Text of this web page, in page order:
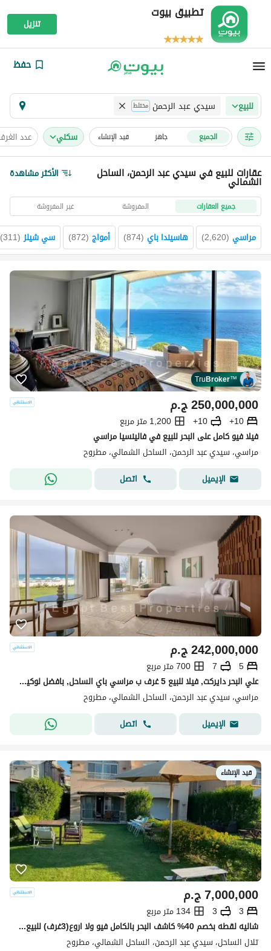
تطبيق بيوت
تنزيل
حفظ
للبيع سيدي عبد الرحمن مختلط
الجميع جاهز قيد الإنشاء سكني عدد
عقارات للبيع في سيدي عبد الرحمن، الساحل
الشمالي الأكثر مشاهدة
جميع العقارات المفروشة غير المفروشة
مراسي (
2,620
) هاسيندا باي (
874
) أمواج (
872
) سي شيلز (
311
)
TruBroker™
ج.م250,000,000
10+
10+
1,200 متر مربع
فيلا فيو كامل على البحر للبيع في فالينسيا مراسي
مراسي، سيدي عبد الرحمن، الساحل الشمالي، مطروح
الإيميل
اتصل
ج.م242,000,000
5
7
700 متر مربع
علي البحر دايركت, فيلا للبيع 5 غرف ب مراسي باي الساحل, بافضل لوكيشن وسعر مع اعمار
مراسي، سيدي عبد الرحمن، الساحل الشمالي، مطروح
الإيميل
اتصل
قيد الإنشاء
ج.م7,000,000
3
3
134 متر مربع
شاليه لقطه بخصم 40% كاشف البحر بالكامل فيو ولا اروع(3غرف) للبيع في تلال الساحل الشمالي Telal north coast بجوار لافيستا كاسكادا ومراسي وامواج وهاسيندا
تلال الساحل، سيدي عبد الرحمن، الساحل الشمالي، مطروح